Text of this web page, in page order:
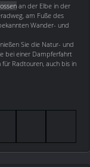
an der Elbe in der
am Fuße des
Wander- und
Sie die Natur- und
bei einer Dampferfahrt
Radtouren, auch bis in